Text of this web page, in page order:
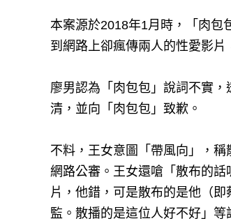
本案源於2018年1月時，「肉包
到網路上卻瘋傳兩人的性愛影片
廖男認為「肉包包」說詞不實
清，並向「肉包包」致歉。
不料，王女意圖「帶風向」，
網路公審。王女還嗆「散布的
片，他錯，可是散布的是他（
監。散播的是這位人好不好」等